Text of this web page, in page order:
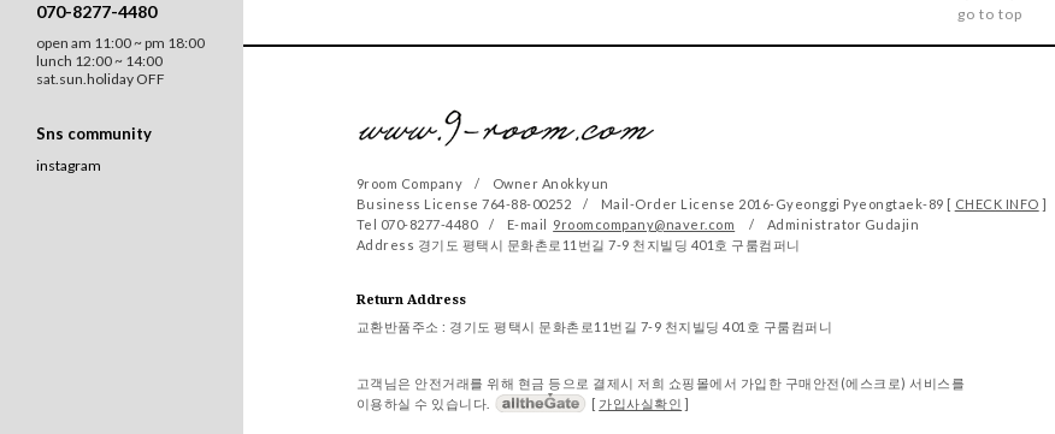
070-8277-4480
open am 11:00 ~ pm 18:00
lunch 12:00 ~ 14:00
sat.sun.holiday OFF
Sns community
instagram
go to top
9room Company /
Owner Anokkyun
Business License 764-88-00252
/ Mail-Order License 2016-Gyeonggi Pyeongtaek-89 [ CHECK INFO ]
Tel 070-8277-4480
/ E-mail 9roomcompany@naver.com /
Administrator Gudajin
Address 경기도 평택시 문화촌로11번길 7-9 천지빌딩 401호 구룸컴퍼니
Return Address
교환반품주소 : 경기도 평택시 문화촌로11번길 7-9 천지빌딩 401호 구룸컴퍼니
고객님은 안전거래를 위해 현금 등으로 결제시 저희 쇼핑몰에서 가입한 구매안전(에스크로) 서비스를
이용하실 수 있습니다.
[ 가입사실확인 ]